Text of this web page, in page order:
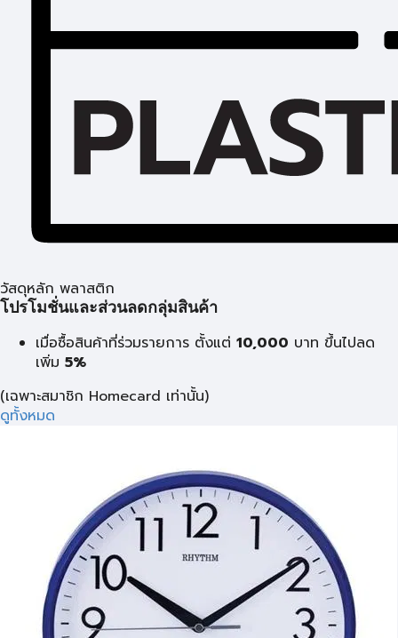
วัสดุหลัก พลาสติก
โปรโมชั่นและส่วนลดกลุ่มสินค้า
เมื่อซื้อสินค้าที่ร่วมรายการ ตั้งแต่ 10,000 บาท ขึ้นไปลด
เพิ่ม 5%
(เฉพาะสมาชิก Homecard เท่านั้น)
ดูทั้งหมด